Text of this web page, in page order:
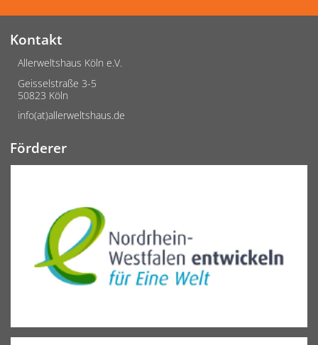
Kontakt
Allerweltshaus Köln e.V.
Geisselstraße 3-5
50823 Köln
info(at)allerweltshaus.de
Förderer